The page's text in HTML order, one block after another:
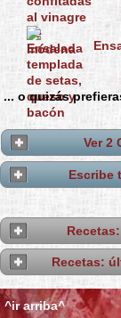
... o quizás
Ver 2
Escribe
Recetas:
^ir arriba^